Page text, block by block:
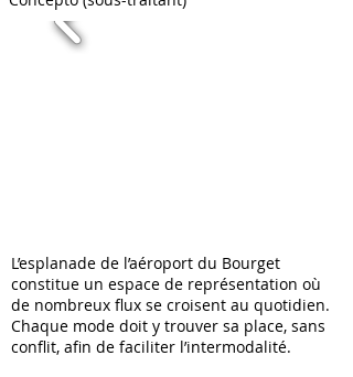
L’esplanade de l’aéroport du Bourget
constitue un espace de représentation où
de nombreux flux se croisent au quotidien.
Chaque mode doit y trouver sa place, sans
conflit, afin de faciliter l’intermodalité.